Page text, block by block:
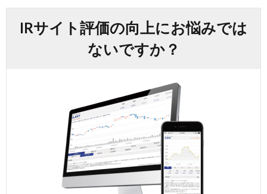
b
o
dI
n
IRサイト評価の向上にお悩みでは
ないですか？